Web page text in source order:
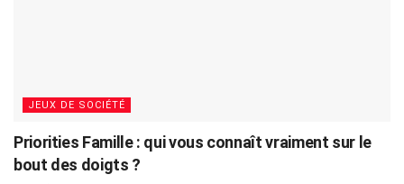
JEUX DE SOCIÉTÉ
Priorities Famille : qui vous connaît vraiment sur le
bout des doigts ?